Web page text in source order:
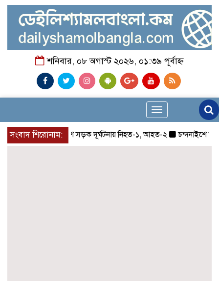
শনিবার, ০৮ অগাস্ট ২০২৬, ০১:৩৯ পূর্বাহ্ন
Toggle
navigation
সংবাদ শিরোনাম:
চন্দনাইশে সড়ক দূর্ঘটনায় নিহত-১, আহত-২ চন্দনাইশে জুলাই